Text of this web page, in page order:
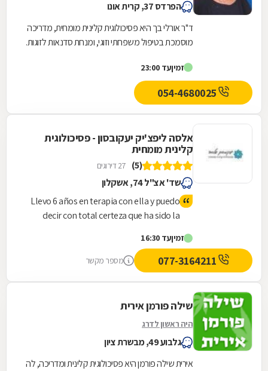
הפרדס 37, קרית אונו
ד''ר אורלי בך היא פסיכולוגית קלינית מומחית, מדריכה
מוסמכת בטיפול משפחתי וזוגי, ומנחת סדנאות לזוגות.
זמיןעד 23:00
אלסה ליפצ'יק יעקובסון - פסיכולוגית
קלינית מומחית
(5) 27 דירוגים
שד' אצ"ל 74, אשקלון
Llevo 6 años en terapia con ella y puedo
decir con total certeza que ha sido la
ayudado en casi 20 años viviendo en este
país. Antes de encontrarla, pasé por más
de 10 profesionales sin sentirme
Con ella encontré un espacio seguro,
humano y profesional, donde me sentí
escuchada sin juicios y guiada con mucha
claridad y sensibilidad. Su forma de
trabajar, su compromiso y su capacidad
זמיןעד 16:30
מספר מקשר
שילה פורמן אירית
היה ראשון לדרג
גלבוע 49, מבשרת ציון
אירית שילה פורמן היא פסיכולוגית קלינית ומדריכה, לה